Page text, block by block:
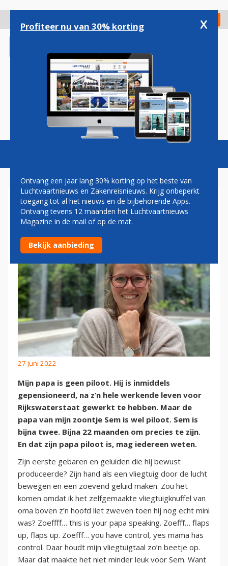
gaan
Check in
Magazine Podcasts Vacatures
CINDY STECHWEIJ: MIJN PAPA
IS PILOOT
27 juni 2022
Mijn papa is geen piloot. Hij is inmiddels
gepensioneerd, na z’n hele werkende leven voor
Rijkswaterstaat gewerkt te hebben. Maar de
papa van mijn zoontje Sem is wel piloot. Sem is
bijna twee. Bijna 22 maanden om precies te zijn.
En dat zijn papa piloot is, mag iedereen weten.
Zijn eerste gebaren en geluiden die hij bewust
produceerde? Zijn hand als een vliegtuig door de lucht
bewegen en een zoevend geluid maken. Zou het
komen omdat ik het zelfgemaakte vliegtuigknuffel van
oma boven z’n hoofd liet zweven toen hij nog echt mini
was? Zoeffff… this is your papa speaking. Zoefff… flaps
up, flaps up. Zoefff… you have control, yes mama has
control. Daar houdt mijn vliegtuigtaal zo’n beetje op.
Maar dat maakte het niet minder leuk voor Sem. Want
Profiteer nu van 30% korting x
Ontvang een jaar lang 30% korting op het beste van
Luchtvaartnieuws en Zakenreisnieuws. Krijg onbeperkt
toegang tot al het nieuws en de bijbehorende Apps.
Ontvang tevens 12 maanden het Luchtvaartnieuws
Magazine in de mail of op de mat.
Bekijk aanbieding